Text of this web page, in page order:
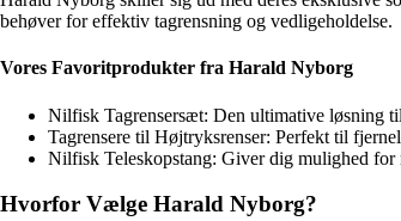
behøver for effektiv tagrensning og vedligeholdelse.
Vores Favoritprodukter fra Harald Nyborg
Nilfisk Tagrensersæt: Den ultimative løsning
Tagrensere til Højtryksrenser: Perfekt til
Nilfisk Teleskopstang: Giver dig mulighed for
Hvorfor Vælge Harald Nyborg?